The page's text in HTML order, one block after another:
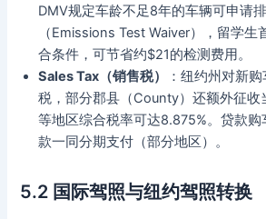
DMV规定车龄不足8年的车辆可申请
（Emissions Test Waiver），留学
合条件，可节省约$21的检测费用。
Sales Tax（销售税）
：纽约州对新
税，部分郡县（County）还额外征收
等地区综合税率可达8.875%。贷款
款一同分期支付（部分地区）。
5.2 国际驾照与纽约驾照转换